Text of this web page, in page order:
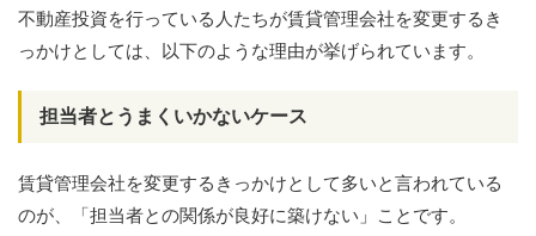
不動産投資を行っている人たちが賃貸管理会社を変更するき
っかけとしては、以下のような理由が挙げられています。
担当者とうまくいかないケース
賃貸管理会社を変更するきっかけとして多いと言われている
のが、「担当者との関係が良好に築けない」ことです。